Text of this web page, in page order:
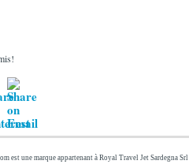
est une marque appartenant à Royal Travel Jet Sardegna Srl